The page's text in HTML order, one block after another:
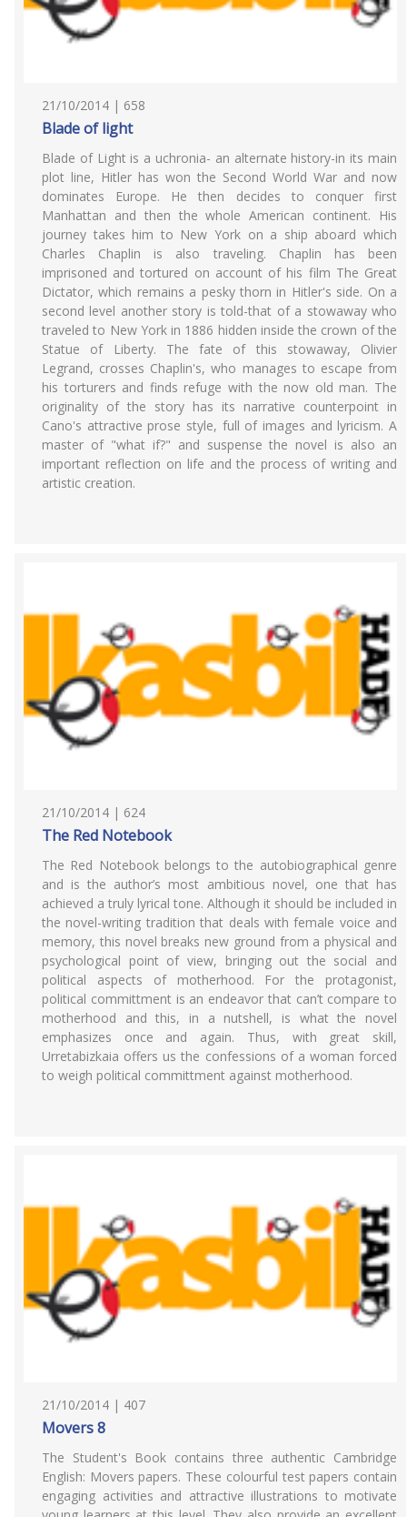
21/10/2014 | 658
Blade of light
Blade of Light is a uchronia- an alternate history-in its main
plot line, Hitler has won the Second World War and now
dominates Europe. He then decides to conquer first
Manhattan and then the whole American continent. His
journey takes him to New York on a ship aboard which
Charles Chaplin is also traveling. Chaplin has been
imprisoned and tortured on account of his film The Great
Dictator, which remains a pesky thorn in Hitler's side. On a
second level another story is told-that of a stowaway who
traveled to New York in 1886 hidden inside the crown of the
Statue of Liberty. The fate of this stowaway, Olivier
Legrand, crosses Chaplin's, who manages to escape from
his torturers and finds refuge with the now old man. The
originality of the story has its narrative counterpoint in
Cano's attractive prose style, full of images and lyricism. A
master of "what if?" and suspense the novel is also an
important reflection on life and the process of writing and
artistic creation.
21/10/2014 | 624
The Red Notebook
The Red Notebook belongs to the autobiographical genre
and is the author’s most ambitious novel, one that has
achieved a truly lyrical tone. Although it should be included in
the novel-writing tradition that deals with female voice and
memory, this novel breaks new ground from a physical and
psychological point of view, bringing out the social and
political aspects of motherhood. For the protagonist,
political committment is an endeavor that can’t compare to
motherhood and this, in a nutshell, is what the novel
emphasizes once and again. Thus, with great skill,
Urretabizkaia offers us the confessions of a woman forced
to weigh political committment against motherhood.
21/10/2014 | 407
Movers 8
The Student's Book contains three authentic Cambridge
English: Movers papers. These colourful test papers contain
engaging activities and attractive illustrations to motivate